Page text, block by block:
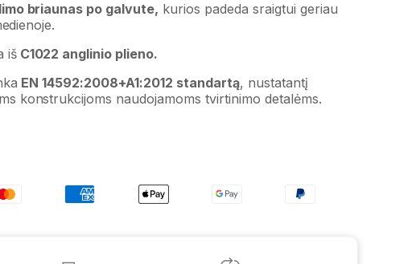
briaunas po galvute, kurios padeda sraigtui geriau
išC1022 anglinio plieno.
EN 14592:2008+A1:2012 standartą, nustatantį
konstrukcijoms naudojamoms tvirtinimo detalėms.